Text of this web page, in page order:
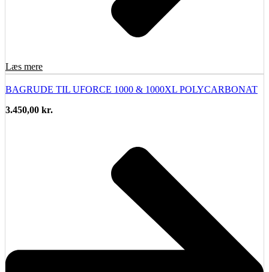
Læs mere
BAGRUDE TIL UFORCE 1000 & 1000XL POLYCARBONAT
3.450,00 kr.